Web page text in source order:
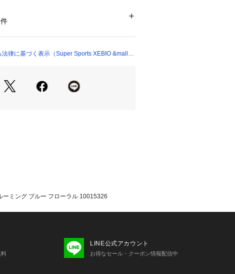
いのモニター環境により、掲載画像と
が若干異なる場合があります。
年春夏モデル 2025ssmodel クロッ
律に基づく表示（Super Sports XEBIO &mall
ミング ブルー フローラル 10015326
料
LINE公式アカウント
お得なセール・クーポン情報配信中